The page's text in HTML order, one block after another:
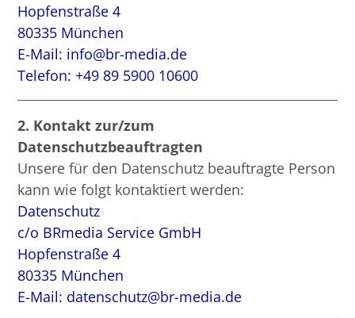
Hopfenstraße 4
80335 München
E-Mail: info@br-media.de
Telefon: +49 89 5900 10600
2. Kontakt zur/zum
Datenschutzbeauftragten
Unsere für den Datenschutz beauftragte Person
kann wie folgt kontaktiert werden:
Datenschutz
c/o BRmedia Service GmbH
Hopfenstraße 4
80335 München
E-Mail: datenschutz@br-media.de